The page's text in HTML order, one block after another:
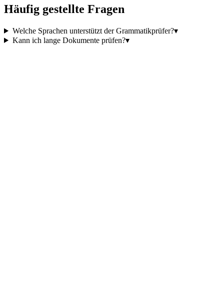
Häufig gestellte Fragen
Welche Sprachen unterstützt der Grammatikprüfer?▾
Kann ich lange Dokumente prüfen?▾